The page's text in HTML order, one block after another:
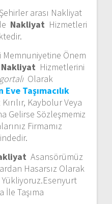
arası Nakliyat
Nakliyat Hizmetleri
Memnuniyetine Önem
Hizmetlerini
Olarak
Eve Taşımacılık
Kaybolur Veya
Gelirse Sözleşmemiz
Firmamız
Asansörümüz
Hasarsız Olarak
Yükliyoruz.Esenyurt
İle Taşıma